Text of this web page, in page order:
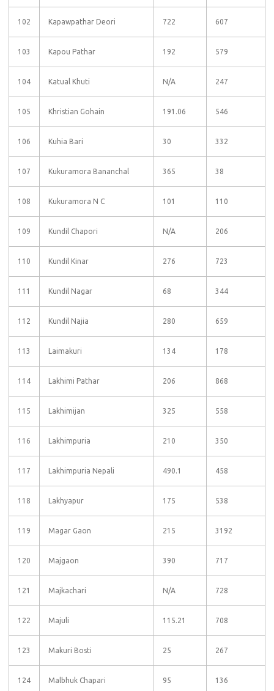
102 Kapawpathar Deori 722 607
103 Kapou Pathar 192 579
104 Katual Khuti N/A 247
105 Khristian Gohain 191.06 546
106 Kuhia Bari 30 332
107 Kukuramora Bananchal 365 38
108 Kukuramora N C 101 110
109 Kundil Chapori N/A 206
110 Kundil Kinar 276 723
111 Kundil Nagar 68 344
112 Kundil Najia 280 659
113 Laimakuri 134 178
114 Lakhimi Pathar 206 868
115 Lakhimijan 325 558
116 Lakhimpuria 210 350
117 Lakhimpuria Nepali 490.1 458
118 Lakhyapur 175 538
119 Magar Gaon 215 3192
120 Majgaon 390 717
121 Majkachari N/A 728
122 Majuli 115.21 708
123 Makuri Bosti 25 267
124 Malbhuk Chapari 95 136